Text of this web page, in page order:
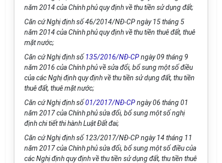
năm 2014 của Chính phủ quy định về thu tiền sử dụng đất;
Căn cứ Nghị định số 46/2014/NĐ-CP ngày 15 tháng 5
năm 2014 của Chính phủ quy định về thu tiền thuê đất, thuê
mặt nước;
Căn cứ Nghị định số 135/2016/NĐ-CPngày 09 tháng 9
năm 2016 của Chính phủ về sửa đổi, bổ sung một sốđiều
của các Nghị định quy định về thu tiền sử dụng đất, thu tiền
thuê đất, thuê mặt nước;
Căn cứ Nghị định số01/2017/NĐ-CPngày 06 tháng 01
năm 2017 của Chính phủ sửa đổi, bổ sung một số nghị
định chi tiết thi hành Luật Đất đai;
Căn cứ Nghị định số 123/2017/NĐ-CP ngày 14 tháng 11
năm 2017 của Chính phủ sửa đổi, bổ sung một số điều của
các Nghị định quy định về thu tiền sử dụng đất, thu tiền thuê